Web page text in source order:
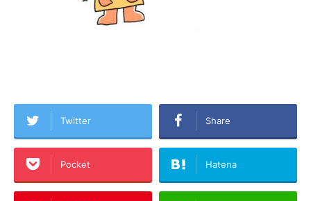
Twitter Share
Pocket Hatena